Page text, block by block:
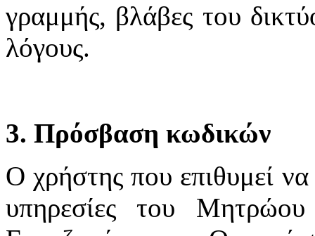
γραμμής, βλάβες του
λόγους.
3. Πρόσβαση κωδικών
Ο χρήστης που επιθυμεί να
υπηρεσίες του Μητρώου